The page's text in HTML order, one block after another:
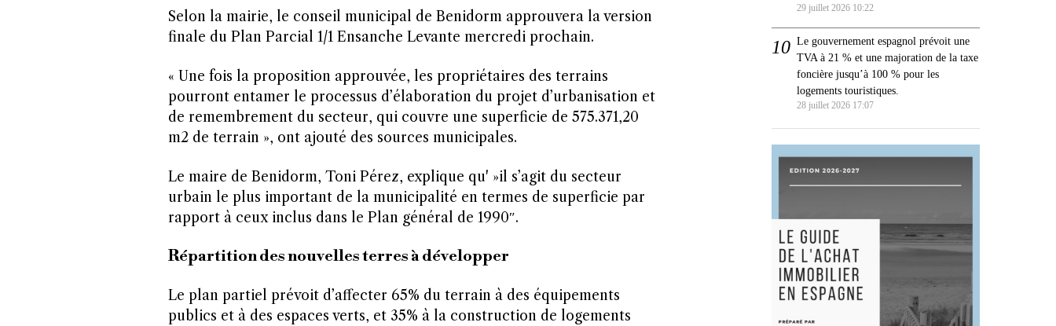
Selon la mairie, le conseil municipal de Benidorm approuvera la version
finale du Plan Parcial 1/1 Ensanche Levante mercredi prochain.
« Une fois la proposition approuvée, les propriétaires des terrains
pourront entamer le processus d’élaboration du projet d’urbanisation et
de remembrement du secteur, qui couvre une superficie de 575.371,20
m2 de terrain », ont ajouté des sources municipales.
Le maire de Benidorm, Toni Pérez, explique qu' »il s’agit du secteur
urbain le plus important de la municipalité en termes de superficie par
rapport à ceux inclus dans le Plan général de 1990″.
Répartition des nouvelles terres à développer
Le plan partiel prévoit d’affecter 65% du terrain à des équipements
publics et à des espaces verts, et 35% à la construction de logements
29 juillet 2026 10:22
Le gouvernement espagnol prévoit une
TVA à 21 % et une majoration de la taxe
foncière jusqu’à 100 % pour les
logements touristiques.
28 juillet 2026 17:07